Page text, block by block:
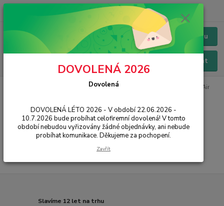
Menu
Hledat
Chat / Online podpora - 24/7
Notebooky MacBook Air
MacBook Air
Slavíme 12 let na trhu
DOVOLENÁ 2026
Dovolená
DOVOLENÁ LÉTO 2026 - V období 22.06.2026 -
10.7.2026 bude probíhat celofiremní dovolená! V tomto
období nebudou vyřizovány žádné objednávky, ani nebude
probíhat komunikace. Děkujeme za pochopení.
Zavřít